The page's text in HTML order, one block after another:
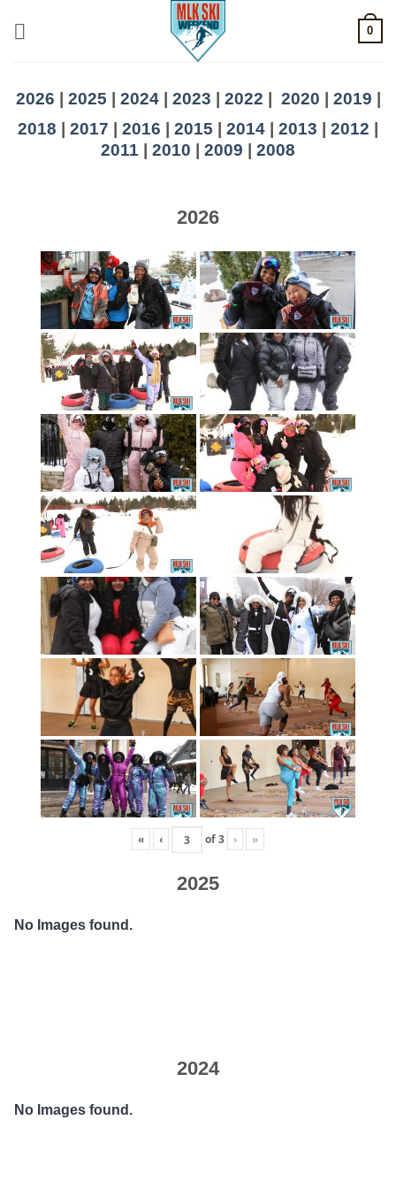
0
2026 2025 2024| 2023 2022 2020 2019
2018 | 2017 | 2016 | 2015 | 2014 | 2013 | 2012 |
2011 | 2010 | 2009 | 2008
2026
« ‹ of3 › »
2025
No Images found.
2024
No Images found.